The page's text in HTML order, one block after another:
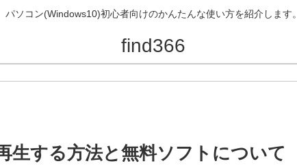
パソコン(Windows10)初心者向けのかんたんな使い方を紹介します。
find366
する方法と無料ソフトについて